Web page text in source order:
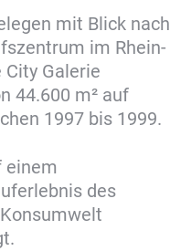
mit Blick nach
im Rhein-
Galerie
44.600 m² auf
1997 bis 1999.
einem
des